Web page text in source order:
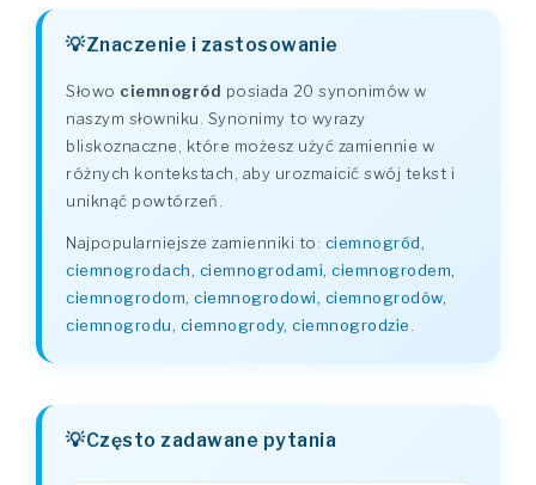
Znaczenie i zastosowanie
Słowo ciemnogród posiada 20 synonimów w
naszym słowniku. Synonimy to wyrazy
bliskoznaczne, które możesz użyć zamiennie w
różnych kontekstach, aby urozmaicić swój tekst i
uniknąć powtórzeń.
Najpopularniejsze zamienniki to: ciemnogród,
ciemnogrodach, ciemnogrodami, ciemnogrodem,
ciemnogrodom, ciemnogrodowi, ciemnogrodów,
ciemnogrodu, ciemnogrody, ciemnogrodzie
Często zadawane pytania